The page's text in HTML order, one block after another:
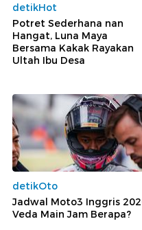
detikHot
Potret Sederhana nan
Hangat, Luna Maya
Bersama Kakak Rayakan
Ultah Ibu Desa
detikOto
Jadwal Moto3 Inggris
Veda Main Jam Berapa?